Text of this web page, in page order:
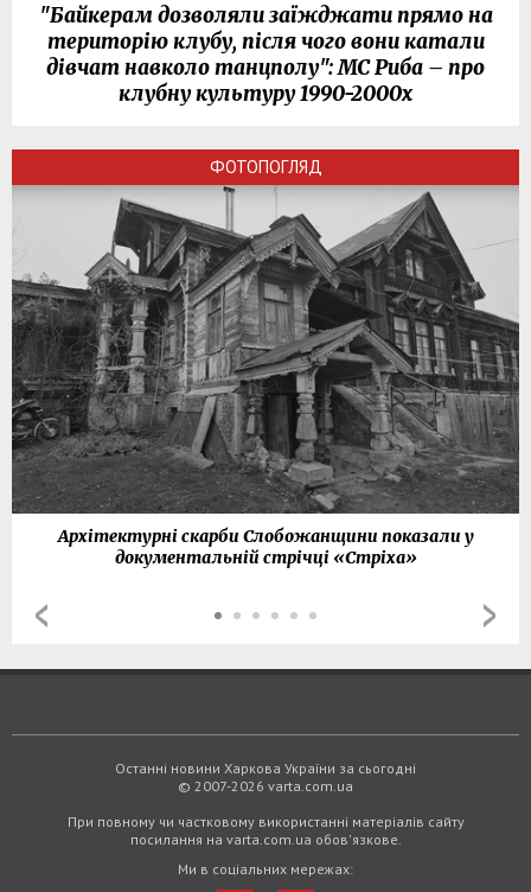
"Байкерам дозволяли заїжджати прямо на
територію клубу, після чого вони катали
дівчат навколо танцполу": МС Риба – про
клубну культуру 1990-2000х
ФОТОПОГЛЯД
Архітектурні скарби Слобожанщини показали у
документальній стрічці «Стріха»
Останні новини Харкова України за сьогодні
© 2007-2026 varta.com.ua
При повному чи частковому використанні матеріалів сайту
посилання на varta.com.ua обов'язкове.
Ми в соціальних мережах: